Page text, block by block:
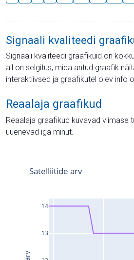
Signaali kvaliteedi
Signaali kvaliteedi graafikuid on
all on selgitus, mida antud graafik
interaktiivsed ja graafikutel olev info
Reaalaja graafikud
Reaalaja graafikud kuvavad viimase
uuenevad iga minut.